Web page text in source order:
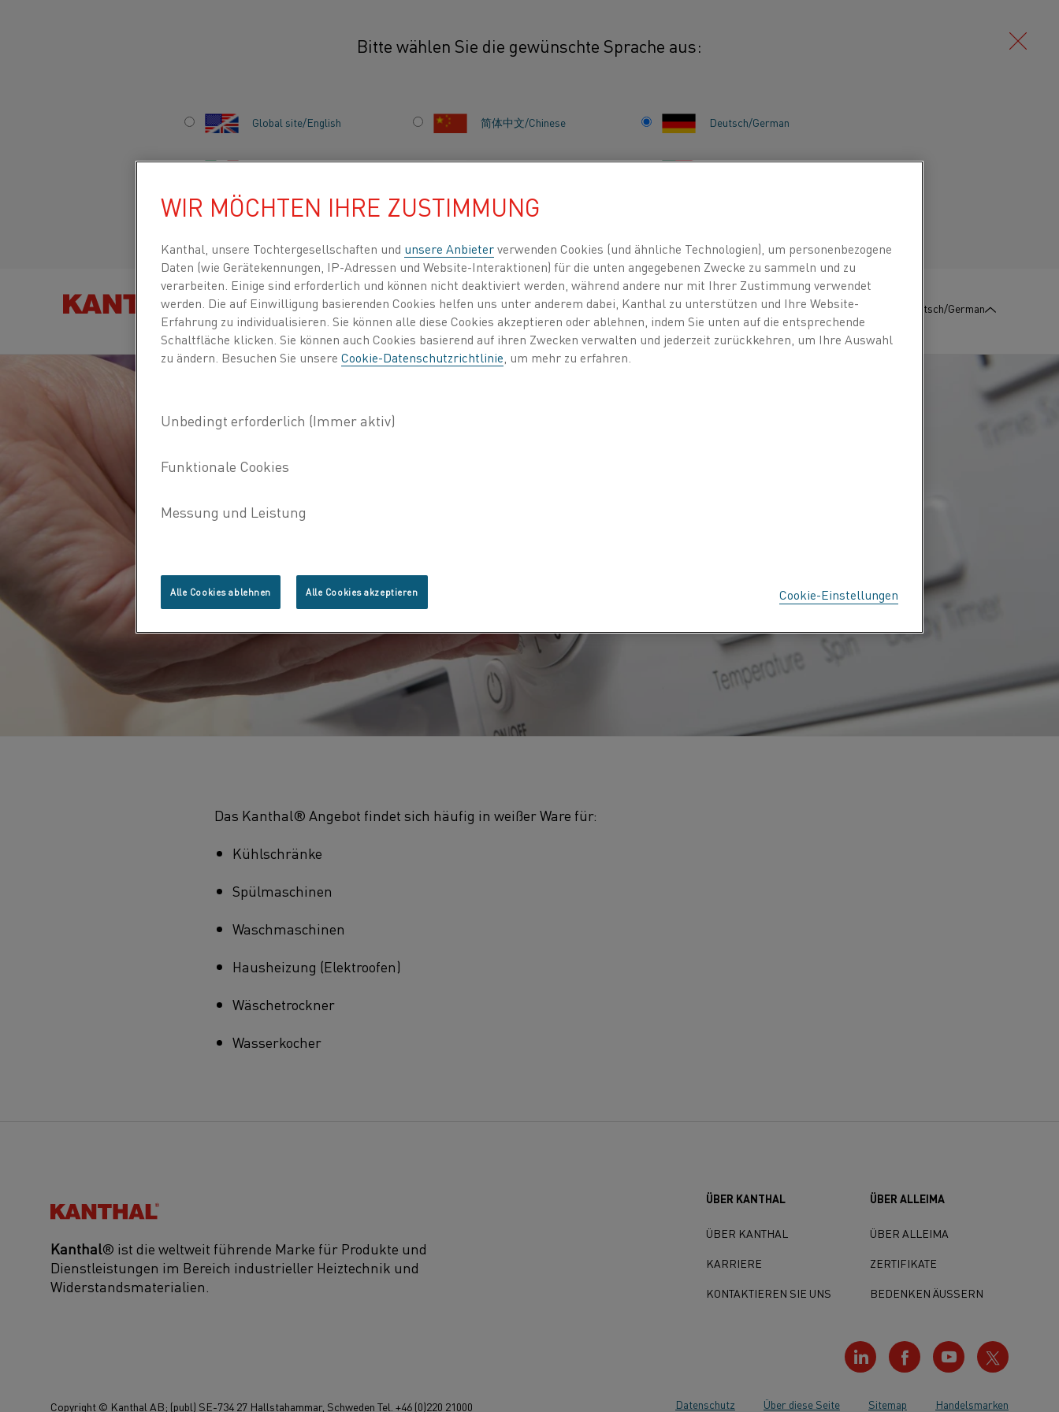
Bitte wählen Sie die gewünschte Sprache aus:
Global site/English 简体中文/Chinese Deutsch/German
Español/Spanish Français/French
PRODUKT FINDEN NACH ÜBER UNS WISSENSZENTRUM : KONTAKT Deutsch/German
Haushaltsanwendung und Verbraucher
WEISSE WARE
die in der Regel größer ist als einfache Haushaltsgeräte. Sie
Das Kanthal® Angebot findet sich häufig in weißer Ware für:
Kühlschränke
Spülmaschinen
Waschmaschinen
Hausheizung (Elektroofen)
Wäschetrockner
Wasserkocher
Kanthal®
Kanthal® ist die weltweit führende Marke für Produkte und
Dienstleistungen im Bereich industrieller Heiztechnik und
Widerstandsmaterialien.
ÜBER KANTHAL
ÜBER KANTHAL
KARRIERE
KONTAKTIEREN SIE UNS
ÜBER ALLEIMA
ÜBER ALLEIMA
ZERTIFIKATE
BEDENKEN ÄUSSERN
Datenschutz Über diese Seite Sitemap Handelsmarken
Copyright © Kanthal AB; (publ) SE-734 27 Hallstahammar, Schweden Tel. +46 (0)220 21000
WIR MÖCHTEN IHRE ZUSTIMMUNG
Kanthal, unsere Tochtergesellschaften und unsere Anbieterverwenden Cookies (und ähnliche Technologien), um personenbezogene
Daten (wie Gerätekennungen, IP-Adressen und Website-Interaktionen) für die unten angegebenen Zwecke zu sammeln und zu
verarbeiten. Einige sind erforderlich und können nicht deaktiviert werden, während andere nur mit Ihrer Zustimmung verwendet
werden. Die auf Einwilligung basierenden Cookies helfen uns unter anderem dabei, Kanthal zu unterstützen und Ihre Website-
Erfahrung zu individualisieren. Sie können alle diese Cookies akzeptieren oder ablehnen, indem Sie unten auf die entsprechende
Schaltfläche klicken. Sie können auch Cookies basierend auf ihren Zwecken verwalten und jederzeit zurückkehren, um Ihre Auswahl
zu ändern. Besuchen Sie unsere Cookie-Datenschutzrichtlinie, um mehr zu erfahren.
Cookie-Einstellungen
Alle Cookies ablehnen Alle Cookies akzeptieren